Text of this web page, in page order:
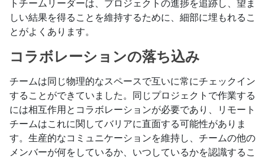
トチームリーダーは、プロジェクトの進捗を追跡し、望ま
しい結果を得ることを維持するために、細部に埋もれるこ
とがよくあります。
コラボレーションの落ち込み
チームは同じ物理的なスペースで互いに常にチェックイン
することができていました。同じプロジェクトで作業する
には相互作用とコラボレーションが必要であり、リモート
チームはこれに関してバリアに直面する可能性がありま
す。生産的なコミュニケーションを維持し、チームの他の
メンバーが何をしているか、いつしているかを認識するこ